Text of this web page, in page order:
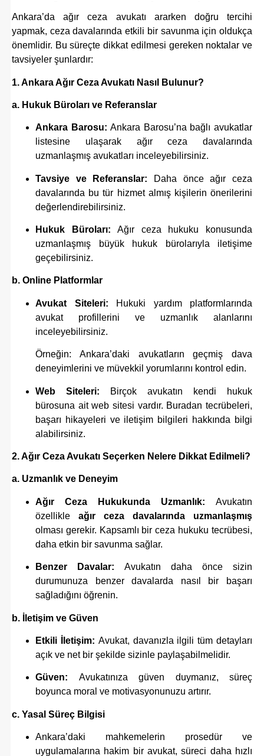
Ankara’da ağır ceza avukatı ararken doğru tercihi
yapmak, ceza davalarında etkili bir savunma için oldukça
önemlidir. Bu süreçte dikkat edilmesi gereken noktalar ve
tavsiyeler şunlardır:
1. Ankara Ağır Ceza Avukatı Nasıl Bulunur?
a. Hukuk Büroları ve Referanslar
Ankara Barosu:Ankara Barosu’na bağlı avukatlar
listesine ulaşarak ağır ceza davalarında
uzmanlaşmış avukatları inceleyebilirsiniz.
Tavsiye ve Referanslar:
Daha önce ağır ceza
davalarında bu tür hizmet almış kişilerin önerilerini
değerlendirebilirsiniz.
Hukuk Büroları:Ağır ceza hukuku konusunda
uzmanlaşmış büyük hukuk bürolarıyla iletişime
geçebilirsiniz.
b. Online Platformlar
Avukat Siteleri:
Hukuki yardım platformlarında
avukat profillerini ve uzmanlık alanlarını
inceleyebilirsiniz.
Örneğin: Ankara’daki avukatların geçmiş dava
deneyimlerini ve müvekkil yorumlarını kontrol edin.
Web Siteleri:
Birçok avukatın kendi hukuk
bürosuna ait web sitesi vardır. Buradan tecrübeleri,
başarı hikayeleri ve iletişim bilgileri hakkında bilgi
alabilirsiniz.
2. Ağır Ceza Avukatı Seçerken Nelere Dikkat Edilmeli?
a. Uzmanlık ve Deneyim
Ağır Ceza Hukukunda Uzmanlık: Avukatın
özellikle ağır ceza davalarında uzmanlaşmış
olması gerekir. Kapsamlı bir ceza hukuku tecrübesi,
daha etkin bir savunma sağlar.
Benzer Davalar: Avukatın daha önce sizin
durumunuza benzer davalarda nasıl bir başarı
sağladığını öğrenin.
b. İletişim ve Güven
Etkili İletişim: Avukat, davanızla ilgili tüm detayları
açık ve net bir şekilde sizinle paylaşabilmelidir.
Güven: Avukatınıza güven duymanız, süreç
boyunca moral ve motivasyonunuzu artırır.
c. Yasal Süreç Bilgisi
Ankara’daki mahkemelerin prosedür ve
uygulamalarına hakim bir avukat, süreci daha hızlı